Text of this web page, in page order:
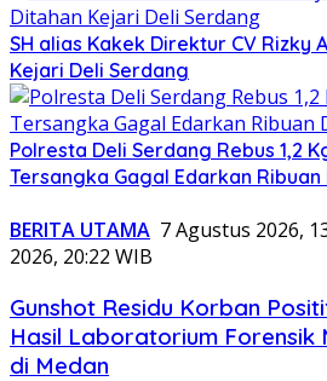
SH alias Kakek Direktur CV Rizky
Kejari Deli Serdang
Polresta Deli Serdang Rebus 1,2
Tersangka Gagal Edarkan
BERITA UTAMA 7 Agustus 2026,
2026, 20:22 WIB
Gunshot Residu Korban
Hasil Laboratorium Forensik
di Medan